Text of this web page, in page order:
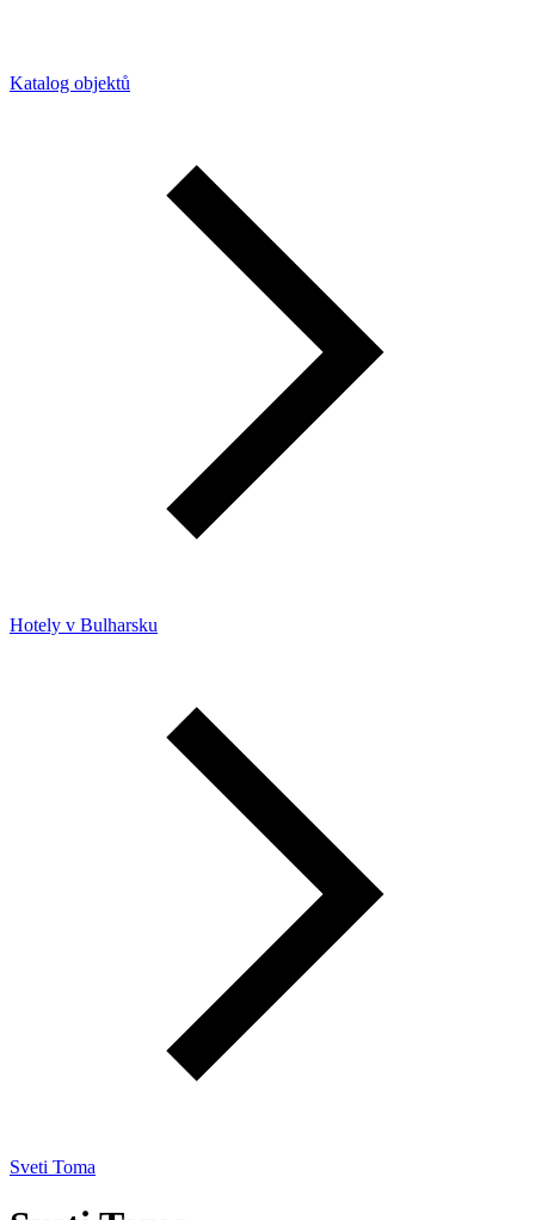
Katalog objektů
Hotely v Bulharsku
Sveti Toma